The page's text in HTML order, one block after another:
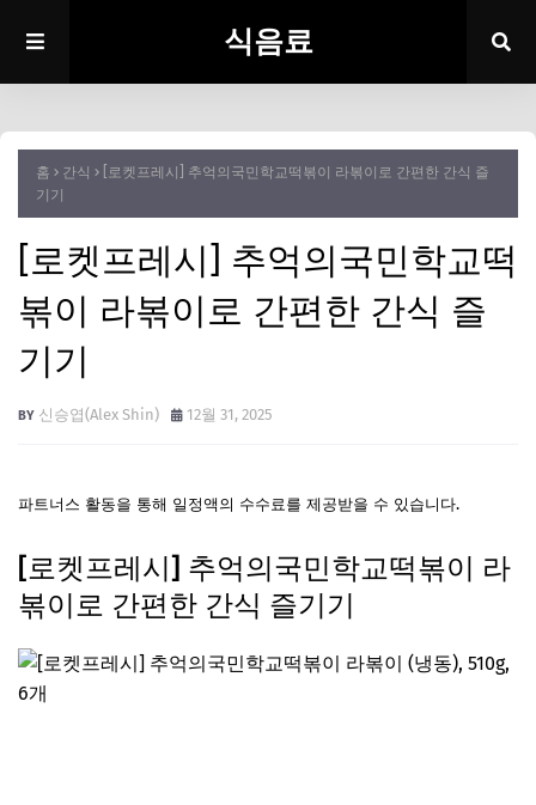
식음료
홈 간식
[로켓프레시] 추억의국민학교떡볶이 라볶이로 간편한 간식 즐
기기
[로켓프레시] 추억의국민학교떡
볶이 라볶이로 간편한 간식 즐
기기
신승엽(Alex Shin) 12월 31, 2025
파트너스 활동을 통해 일정액의 수수료를 제공받을 수 있습니다.
[로켓프레시] 추억의국민학교떡볶이 라
볶이로 간편한 간식 즐기기